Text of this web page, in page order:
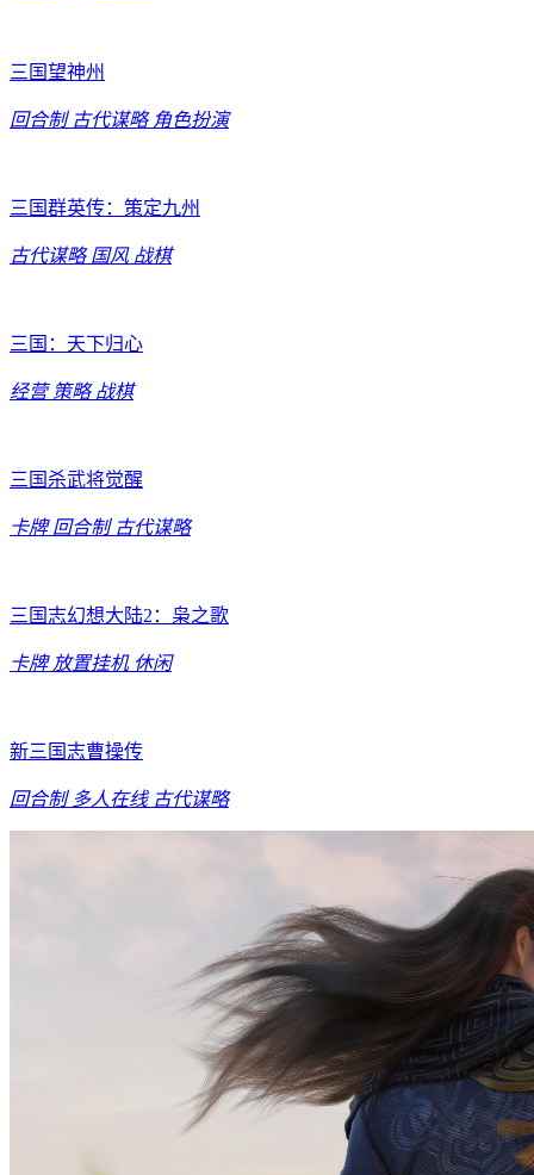
三国望神州
回合制 古代谋略 角色扮演
三国群英传：策定九州
古代谋略 国风 战棋
三国：天下归心
经营 策略 战棋
三国杀武将觉醒
卡牌 回合制 古代谋略
三国志幻想大陆2：枭之歌
卡牌 放置挂机 休闲
新三国志曹操传
回合制 多人在线 古代谋略